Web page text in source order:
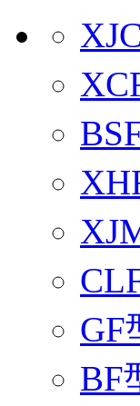
GF
BF